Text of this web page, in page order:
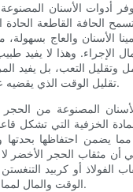
أدوات الأسنان
تسمح الحافة القاطعة
الأسنان والعاج
الإجراء. وهذا لا يفيد
وتقليل التعب، بل يفيد
تقليل الوقت الذي يقضيه على كرسي الأسنان.
المصنوعة من الحجر
الخزفية التي تشكل
مما يضمن احتفاظها
أن مثقاب الحجر الأخضر لا
أو كربيد التنغستن
الوقت والمال لممارسات طب الأسنان.